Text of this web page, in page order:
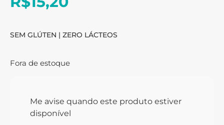
SEM GLÚTEN | ZERO LÁCTEOS
Fora de estoque
Me avise quando este produto estiver
disponível